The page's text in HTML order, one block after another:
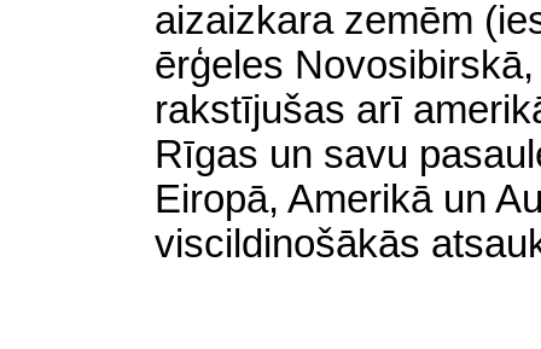
aizaizkara zemēm
ērģeles
rakstījušas arī
Rīgas un savu
Eiropā, Amerikā un
viscildinošākās